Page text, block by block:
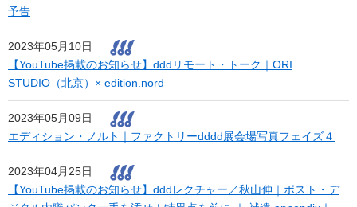
予告
2023年05月10日
【YouTube掲載のお知らせ】dddリモート・トーク｜ORI
STUDIO（北京）× edition.nord
2023年05月09日
エディション・ノルト｜ファクトリーdddd展会場写真フェイズ４
2023年04月25日
【YouTube掲載のお知らせ】dddレクチャー／秋山伸｜ポスト・デ